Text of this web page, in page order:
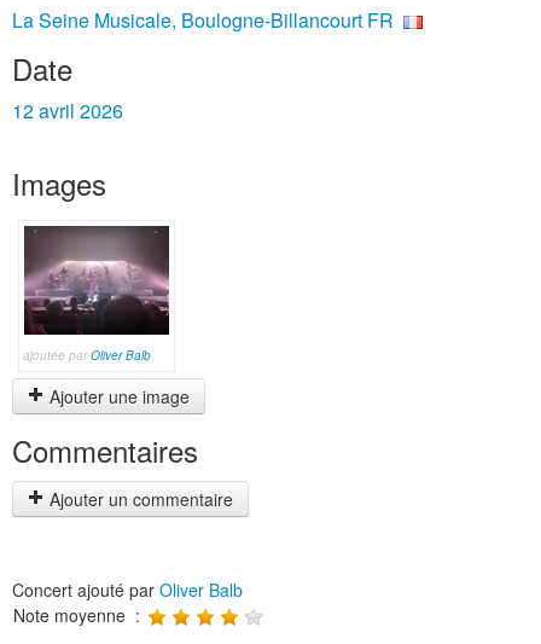
La Seine Musicale, Boulogne-Billancourt FR
Date
12 avril 2026
Images
ajoutée parOliver Balb
Ajouter une image
Commentaires
Ajouter un commentaire
Concert ajouté par Oliver Balb
Note moyenne :